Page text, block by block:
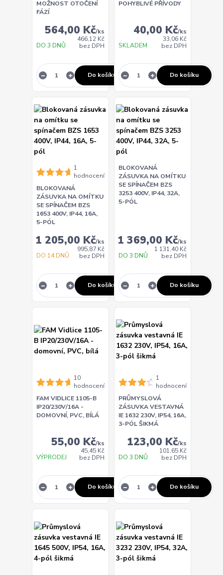
MOŽNOST OTOČENÍ
FÁZÍ
564,00 Kč/ks
466,12 Kč
bez DPH
DO 3 DNŮ
Do košíku
POHYBLIVÉ PŘÍVODY
40,00 Kč/ks
33,06 Kč
bez DPH
SKLADEM
Do košíku
1
hodnocení
BLOKOVANÁ
ZÁSUVKA NA OMÍTKU
SE SPÍNAČEM BZS
1653 400V, IP44, 16A,
5-PÓL
1 205,00 Kč/ks
995,87 Kč
bez DPH
DO 14 DNŮ
Do košíku
BLOKOVANÁ
ZÁSUVKA NA OMÍTKU
SE SPÍNAČEM BZS
3253 400V, IP44, 32A,
5-PÓL
1 369,00 Kč/ks
1 131,40 Kč
bez DPH
DO 3 DNŮ
Do košíku
10
hodnocení
FAM VIDLICE 1105-B
IP20/230V/16A -
DOMOVNÍ, PVC, BÍLÁ
55,00 Kč/ks
45,45 Kč
bez DPH
VÝPRODEJ
Do košíku
1
hodnocení
PRŮMYSLOVÁ
ZÁSUVKA VESTAVNÁ
IE 1632 230V, IP54, 16A,
3-PÓL ŠIKMÁ
123,00 Kč/ks
101,65 Kč
bez DPH
DO 3 DNŮ
Do košíku